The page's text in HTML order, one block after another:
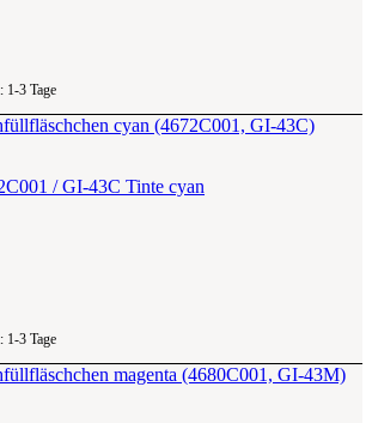
1-3 Tage
/ GI-43C Tinte cyan
1-3 Tage